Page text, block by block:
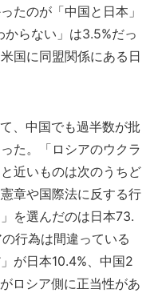
たのが「中国と日本」
からない」は3.5%だっ
国に同盟関係にある日
、中国でも過半数が批
た。「ロシアのウクラ
近いものは次のうちど
章や国際法に反する行
を選んだのは日本73.
行為は間違っている
が日本10.4%、中国2
ロシア側に正当性があ